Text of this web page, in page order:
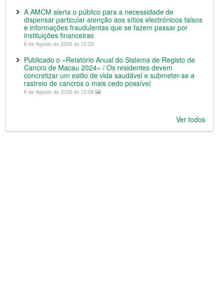
A AMCM alerta o público para a necessidade de
dispensar particular atenção aos sítios electrónicos falsos
e informações fraudulentas que se fazem passar por
instituições financeiras
6 de Agosto de 2026 às 12:29
Publicado o «Relatório Anual do Sistema de Registo de
Cancro de Macau 2024» / Os residentes devem
concretizar um estilo de vida saudável e submeter-se a
rastreio de cancros o mais cedo possível
6 de Agosto de 2026 às 12:08
Ver todos